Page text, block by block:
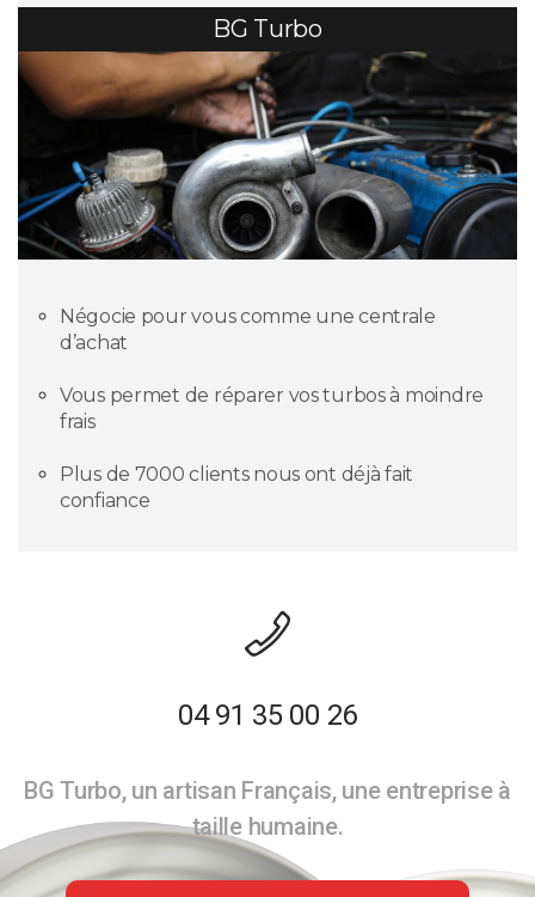
BG Turbo
Négocie pour vous comme une centrale
d’achat
Vous permet de réparer vos turbos à moindre
frais
Plus de 7000 clients nous ont déjà fait
confiance
04 91 35 00 26
BG Turbo, un artisan Français, une entreprise à
taille humaine.